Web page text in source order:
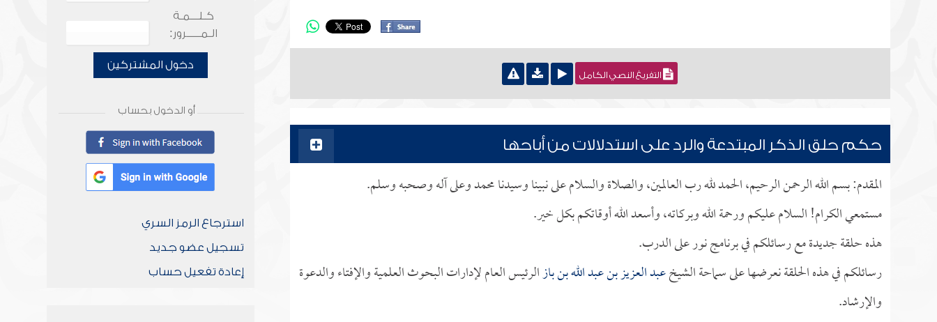
التفريغ النصي الكامل
حكم حلق الذكر المبتدعة والرد على استدلالات من أباحها
المقدم: بسم الله الرحمن الرحيم، الحمد لله رب العالمين، والصلاة والسلام على نبينا وسيدنا محمد وعلى آله وصحبه وسلم.
مستمعي الكرام! السلام عليكم ورحمة الله وبركاته، وأسعد الله أوقاتكم بكل خير.
هذه حلقة جديدة مع رسائلكم في برنامج نور على الدرب.
رسائلكم في هذه الحلقة نعرضها على سماحة الشيخعبد العزيز بن عبد الله بن بازالرئيس العام لإدارات البحوث العلمية والإفتاء والدعوة
والإرشاد.
كـلـــمـة
الـمـــــرور:
دخول المشتركين
أو الدخول بحساب
استرجاع الرمز السري
تسجيل عضو جديد
إعادة تفعيل حساب